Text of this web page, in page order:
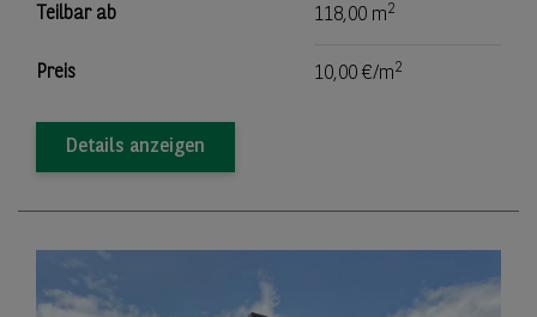
Teilbar ab 118,00 m2
Preis 10,00 €/m2
Details anzeigen